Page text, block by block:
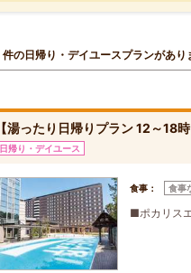
件の日帰り・デイユースプランがあり
【湯ったり日帰りプラン 12～18
日帰り・デイユース
食事： 食事
■ポカリス